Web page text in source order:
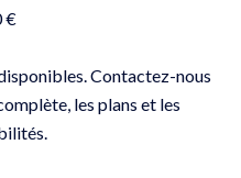
€
Contactez-nous
les plans et les